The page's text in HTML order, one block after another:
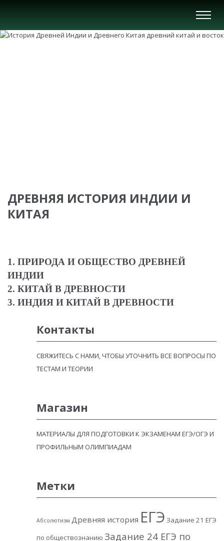
Вкл/
Выкл
ДРЕВНЯЯ ИСТОРИЯ ИНДИИ И
КИТАЯ
1. ПРИРОДА И ОБЩЕСТВО ДРЕВНЕЙ
ИНДИИ
2. КИТАЙ В ДРЕВНОСТИ
3. ИНДИЯ И КИТАЙ В ДРЕВНОСТИ
Контакты
СВЯЖИТЕСЬ С НАМИ, ЧТОБЫ УТОЧНИТЬ ВСЕ ВОПРОСЫ ПО
ТЕСТАМ И ТЕОРИИ
Магазин
МАТЕРИАЛЫ ДЛЯ ПОДГОТОВКИ К ЭКЗАМЕНАМ ЕГЭ/ОГЭ И
ПРОФИЛЬНЫМ ОЛИМПИАДАМ
Метки
Абсолютизм Древняя история ЕГЭ Задание 21 ЕГЭ
по обществознанию Задание 24 ЕГЭ по